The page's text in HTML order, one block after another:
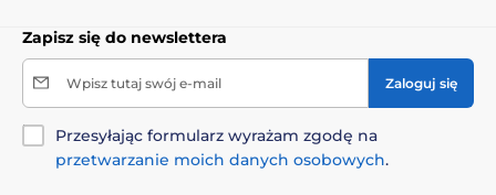
Zapisz się do newslettera
Wpisz tutaj swój e-mail Zaloguj się
Przesyłając formularz wyrażam zgodę na
przetwarzanie moich danych osobowych.